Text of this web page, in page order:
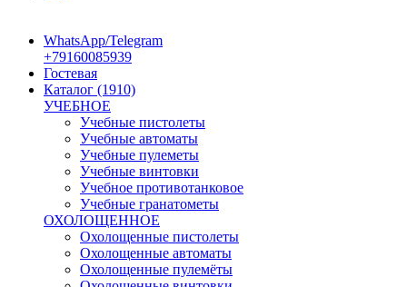
WhatsApp/Telegram
+79160085939
Гостевая
Каталог (1910)
УЧЕБНОЕ
Учебные пистолеты
Учебные автоматы
Учебные пулеметы
Учебные винтовки
Учебное противотанковое
Учебные гранатометы
ОХОЛОЩЕННОЕ
Охолощенные пистолеты
Охолощенные автоматы
Охолощенные пулемёты